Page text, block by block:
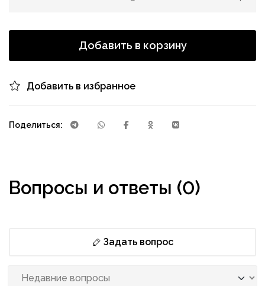
Добавить в корзину
Добавить в избранное
Поделиться:
Вопросы и ответы (0)
Задать вопрос